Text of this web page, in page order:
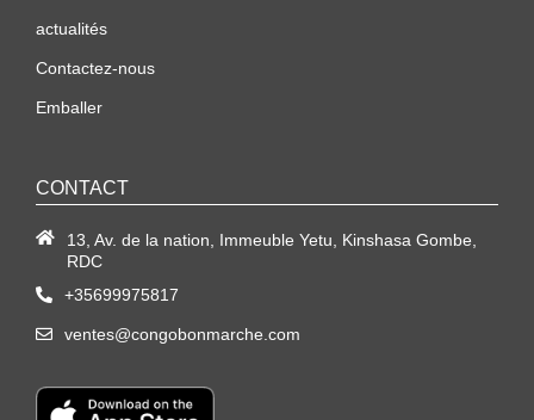
actualités
Contactez-nous
Emballer
CONTACT
13, Av. de la nation, Immeuble Yetu, Kinshasa Gombe,
RDC
+35699975817
ventes@congobonmarche.com